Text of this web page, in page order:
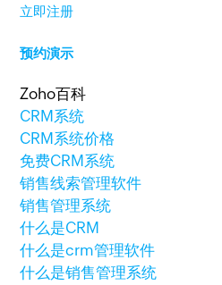
立即注册
预约演示
Zoho百科
CRM系统
CRM系统价格
免费CRM系统
销售线索管理软件
销售管理系统
什么是CRM
什么是crm管理软件
什么是销售管理系统